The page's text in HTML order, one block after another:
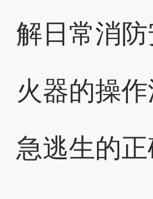
解日常消
火器的操
急逃生的正